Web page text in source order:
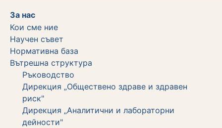
За нас
Кои сме ние
Научен съвет
Нормативна база
Вътрешна структура
Ръководство
Дирекция „Обществено здраве и здравен
риск"
Дирекция „Аналитични и лабораторни
дейности"